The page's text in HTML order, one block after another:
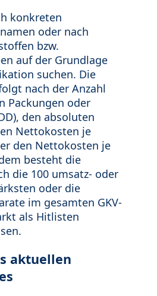
konkreten
oder nach
bzw.
auf der Grundlage
suchen. Die
nach der Anzahl
Packungen oder
den absoluten
Nettokosten je
den Nettokosten je
besteht die
die 100 umsatz- oder
oder die
im gesamten GKV-
als Hitlisten
aktuellen